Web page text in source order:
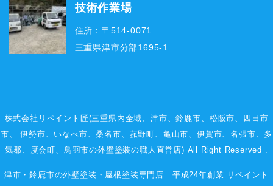
技術作業場
住所：〒514-0071
三重県津市分部1695-1
株式会社リペイント匠(三重県内全域、津市、鈴鹿市、 松阪市、 四日市
市、 伊勢市、いなべ市、桑名市、菰野町、 亀山市、伊賀市、名張市、多
気郡、度会町、鳥羽市の外壁塗装の職人直営店) All Right Reserved .
津市・鈴鹿市の外壁塗装・屋根塗装専門店｜平成24年創業 リペイント